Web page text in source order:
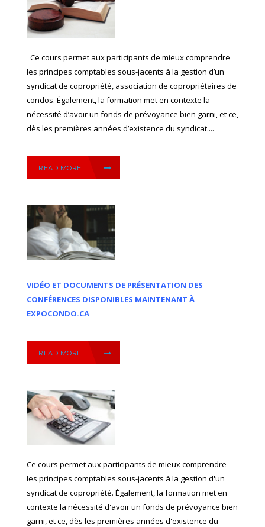
Ce cours permet aux participants de mieux comprendre
les principes comptables sous-jacents à la gestion d’un
syndicat de copropriété, association de copropriétaires de
condos. Également, la formation met en contexte la
nécessité d’avoir un fonds de prévoyance bien garni, et ce,
dès les premières années d’existence du syndicat....
READ MORE
VIDÉO ET DOCUMENTS DE PRÉSENTATION DES
CONFÉRENCES DISPONIBLES MAINTENANT À
EXPOCONDO.CA
READ MORE
Ce cours permet aux participants de mieux comprendre
les principes comptables sous-jacents à la gestion d'un
syndicat de copropriété. Également, la formation met en
contexte la nécessité d'avoir un fonds de prévoyance bien
garni, et ce, dès les premières années d'existence du